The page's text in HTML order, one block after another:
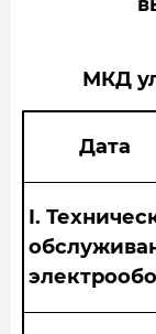
МКД
Дата
I.